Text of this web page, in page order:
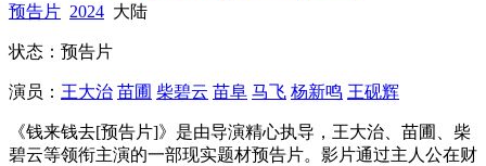
预告片 2024 大陆
状态：预告片
演员： 王大治 苗圃 柴碧云 苗阜 马飞 杨新鸣 王砚辉
《钱来钱去[预告片]》是由导演精心执导，王大治、苗圃、柴
碧云等领衔主演的一部现实题材预告片。影片通过主人公在财